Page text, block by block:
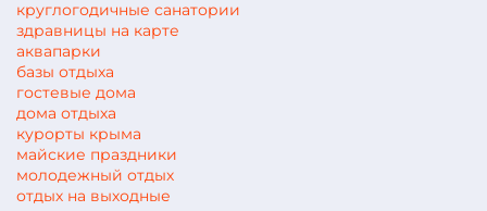
круглогодичные санатории
здравницы на карте
аквапарки
базы отдыха
гостевые дома
дома отдыха
курорты крыма
майские праздники
молодежный отдых
отдых на выходные